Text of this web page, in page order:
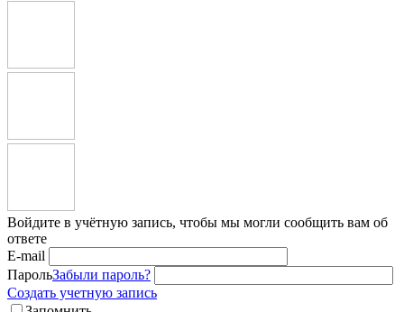
Войдите в учётную запись, чтобы мы могли сообщить вам об
ответе
E-mail
ПарольЗабыли пароль?
Создать учетную запись